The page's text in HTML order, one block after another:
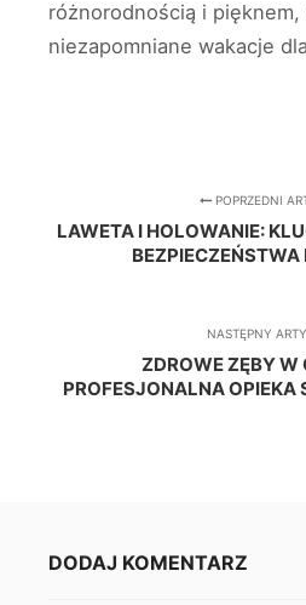
różnorodnością i
niezapomniane wakacje
POPRZEDNI
LAWETA I HOLOWANIE:
BEZPIECZEŃSTWA
NASTĘPNY
ZDROWE ZĘBY W
PROFESJONALNA
DODAJ KOMENTARZ